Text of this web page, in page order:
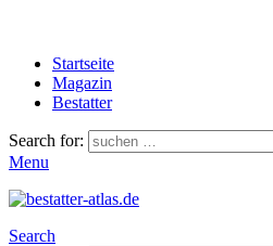
Startseite
Magazin
Bestatter
Search for:
Menu
Search